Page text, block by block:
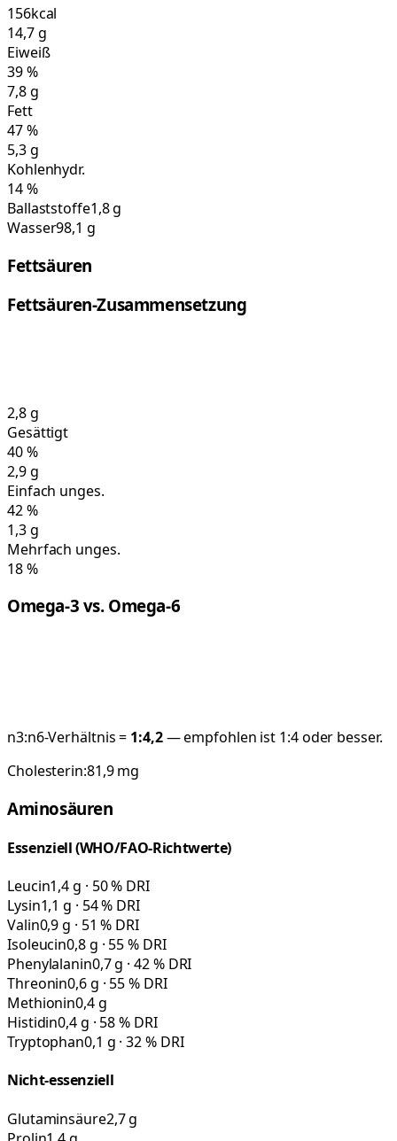
156kcal
14,7g
Eiweiß
39%
7,8g
Fett
47%
5,3g
Kohlenhydr.
14%
Ballaststoffe1,8 g
Wasser98,1 g
Fettsäuren
Fettsäuren-Zusammensetzung
2,8g
Gesättigt
40%
2,9g
Einfach unges.
42%
1,3g
Mehrfach unges.
18%
Omega-3 vs. Omega-6
n3:n6-Verhältnis = 1:4,2— empfohlen ist 1:4 oder besser.
Cholesterin:81,9mg
Aminosäuren
Essenziell (WHO/FAO-Richtwerte)
Leucin1,4 g · 50 % DRI
Lysin1,1 g · 54 % DRI
Valin0,9 g · 51 % DRI
Isoleucin0,8 g · 55 % DRI
Phenylalanin0,7 g · 42 % DRI
Threonin0,6 g · 55 % DRI
Methionin0,4 g
Histidin0,4 g · 58 % DRI
Tryptophan0,1 g · 32 % DRI
Nicht-essenziell
Glutaminsäure2,7 g